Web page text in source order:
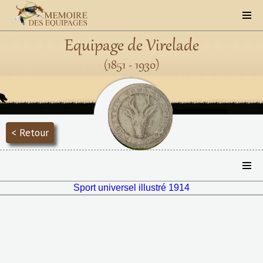
Equipage de Virelade
(1851 - 1930)
< Retour
Sport universel illustré 1914